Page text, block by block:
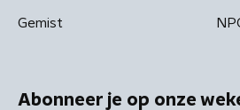
Gemist
Abonneer je op onze